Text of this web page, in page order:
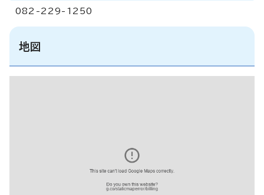
082-229-1250
地図